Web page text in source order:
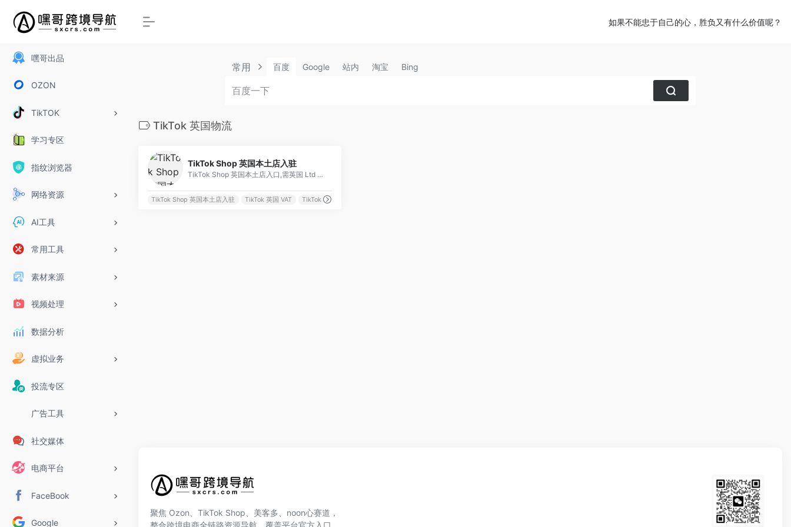
嘿哥出品
OZON
TikTOK
学习专区
指纹浏览器
网络资源
AI工具
常用工具
素材来源
视频处理
数据分析
虚拟业务
投流专区
广告工具
社交媒体
电商平台
FaceBook
Google
如果不能忠于自己的心，胜负又有什么价值呢？
常用 百度 Google 站内 淘宝 Bing
TikTok 英国物流
TikTok Shop 英国本土店入驻
TikTok Shop 英国本土店入口,需英国 Ltd 公司 + VAT,本地配送
TikTok Shop 英国本土店入驻 TikTok 英国 VAT TikTok 英国大促
聚焦 Ozon、TikTok Shop、美客多、noon心赛道，
整合跨境电商全链路资源导航，覆盖平台官方入口、